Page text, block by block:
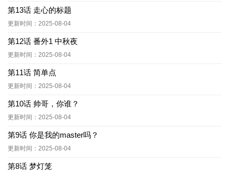
第13话 走心的标题
更新时间：2025-08-04
第12话 番外1 中秋夜
更新时间：2025-08-04
第11话 简单点
更新时间：2025-08-04
第10话 帅哥，你谁？
更新时间：2025-08-04
第9话 你是我的master吗？
更新时间：2025-08-04
第8话 梦灯笼